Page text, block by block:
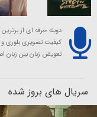
دوبله حرفه ای از
کیفیت تصویری بلوری
تعویض زبان بین زبان
سریال های بروز شده